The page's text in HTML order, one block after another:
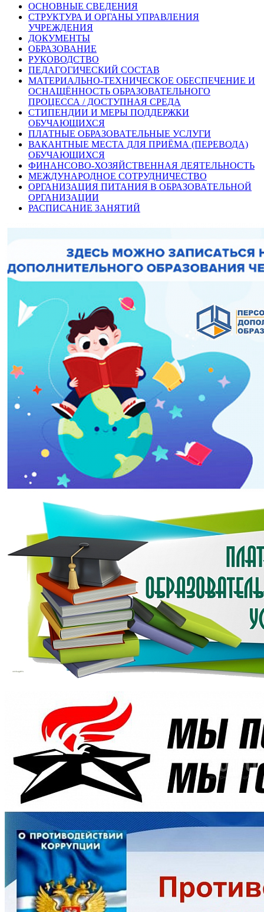
ОСНОВНЫЕ СВЕДЕНИЯ
СТРУКТУРА И ОРГАНЫ УПРАВЛЕНИЯ
УЧРЕЖДЕНИЯ
ДОКУМЕНТЫ
ОБРАЗОВАНИЕ
РУКОВОДСТВО
ПЕДАГОГИЧЕСКИЙ СОСТАВ
МАТЕРИАЛЬНО-ТЕХНИЧЕСКОЕ ОБЕСПЕЧЕНИЕ И
ОСНАЩЁННОСТЬ ОБРАЗОВАТЕЛЬНОГО
ПРОЦЕССА / ДОСТУПНАЯ СРЕДА
СТИПЕНДИИ И МЕРЫ ПОДДЕРЖКИ
ОБУЧАЮЩИХСЯ
ПЛАТНЫЕ ОБРАЗОВАТЕЛЬНЫЕ УСЛУГИ
ВАКАНТНЫЕ МЕСТА ДЛЯ ПРИЁМА (ПЕРЕВОДА)
ОБУЧАЮЩИХСЯ
ФИНАНСОВО-ХОЗЯЙСТВЕННАЯ ДЕЯТЕЛЬНОСТЬ
МЕЖДУНАРОДНОЕ СОТРУДНИЧЕСТВО
ОРГАНИЗАЦИЯ ПИТАНИЯ В ОБРАЗОВАТЕЛЬНОЙ
ОРГАНИЗАЦИИ
РАСПИСАНИЕ ЗАНЯТИЙ